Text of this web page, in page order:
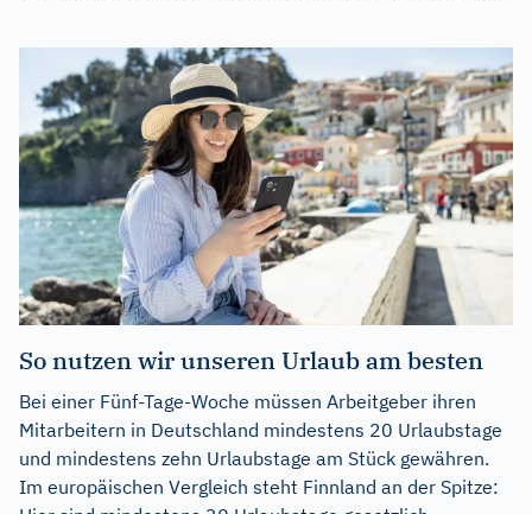
So nutzen wir unseren Urlaub am besten
Bei einer Fünf-Tage-Woche müssen Arbeitgeber ihren
Mitarbeitern in Deutschland mindestens 20 Urlaubstage
und mindestens zehn Urlaubstage am Stück gewähren.
Im europäischen Vergleich steht Finnland an der Spitze: